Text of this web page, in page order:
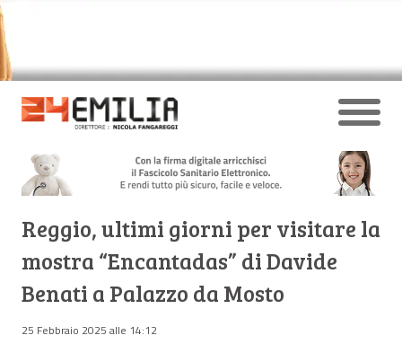
Reggio, ultimi giorni per visitare la
mostra “Encantadas” di Davide
Benati a Palazzo da Mosto
25 Febbraio 2025 alle 14:12